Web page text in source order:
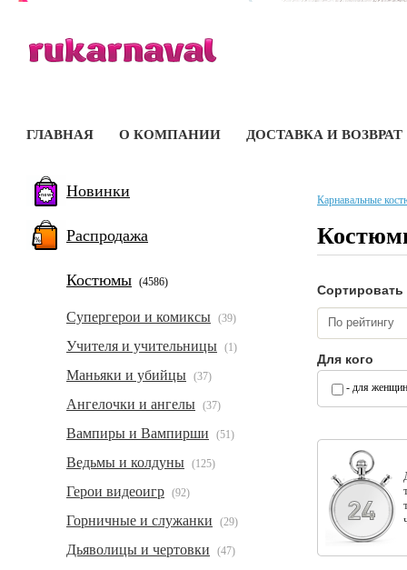
ГЛАВНАЯ О КОМПАНИИ ДОСТАВКА И ВОЗВРАТ
Новинки
Распродажа
Костюмы (4586)
Супергерои и комиксы (39)
Учителя и учительницы (1)
Маньяки и убийцы (37)
Ангелочки и ангелы (37)
Вампиры и Вампирши (51)
Ведьмы и колдуны (125)
Герои видеоигр (92)
Горничные и служанки (29)
Дьяволицы и чертовки (47)
Карнавальные
Сортировать
По рейтингу
Для кого
- для женщин